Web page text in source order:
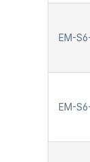
EM-
EM-